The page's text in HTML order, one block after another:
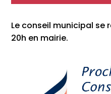
Le conseil municipal se
20h en mairie.